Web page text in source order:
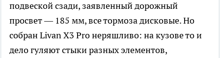
подвеской сзади, заявленный дорожный
просвет — 185 мм, все тормоза дисковые. Но
собран Livan X3 Pro неряшливо: на кузове то и
дело гуляют стыки разных элементов,